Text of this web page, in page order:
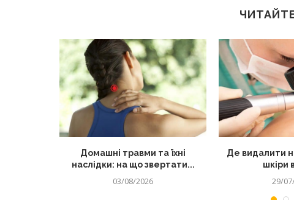
Домашні травми та їхні
наслідки: на що звертати...
03/08/2026
Де видалити
шкіри
29/